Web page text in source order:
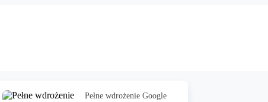
Pełne wdrożenie Google